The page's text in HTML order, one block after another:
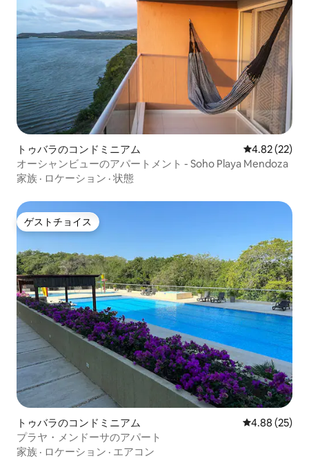
トゥバラのコンドミニアム レビュー22
4.82 (22)
オーシャンビューのアパートメント - Soho Playa Mendoza
家族 · ロケーション · 状態
ゲストチョイス
ゲストチョイス
トゥバラのコンドミニアム レビュー25
4.88 (25)
プラヤ・メンドーサのアパート
家族 · ロケーション · エアコン